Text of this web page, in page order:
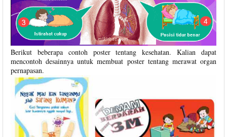
Berikut beberapa contoh poster tentang kesehatan. Kalian dapat
mencontoh desainnya untuk membuat poster tentang merawat organ
pernapasan.